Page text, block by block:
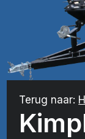
Terug naar: